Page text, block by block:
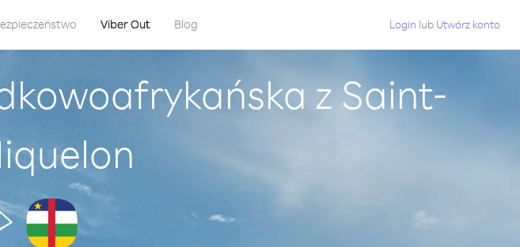
Viber Out Blog Login lub Utwórz konto
z Saint-